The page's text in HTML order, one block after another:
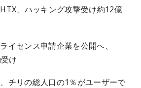
、ハッキング攻撃受け約12億
イセンス申請企業を公開へ、
け
チリの総人口の1％がユーザーで